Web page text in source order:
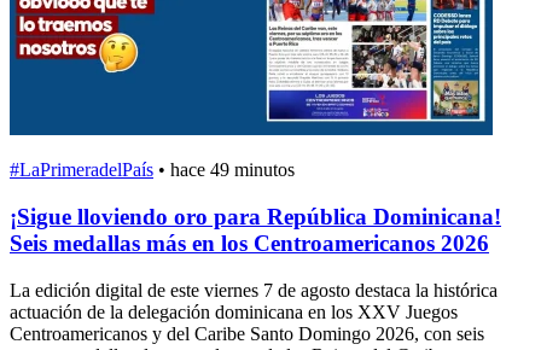
#LaPrimeradelPaís • hace 49 minutos
¡Sigue lloviendo oro para República Dominicana!
Seis medallas más en los Centroamericanos 2026
La edición digital de este viernes 7 de agosto destaca la histórica
actuación de la delegación dominicana en los XXV Juegos
Centroamericanos y del Caribe Santo Domingo 2026, con seis